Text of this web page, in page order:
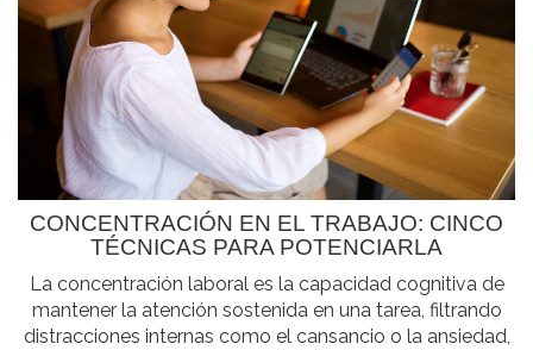
CONCENTRACIÓN EN EL TRABAJO: CINCO
TÉCNICAS PARA POTENCIARLA
La concentración laboral es la capacidad cognitiva de
mantener la atención sostenida en una tarea, filtrando
distracciones internas como el cansancio o la ansiedad,